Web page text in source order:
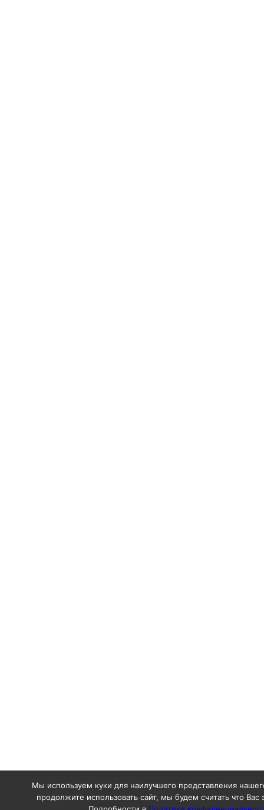
Мы используем куки для наилучшего представления
продолжите использовать сайт, мы будем считать что Вас